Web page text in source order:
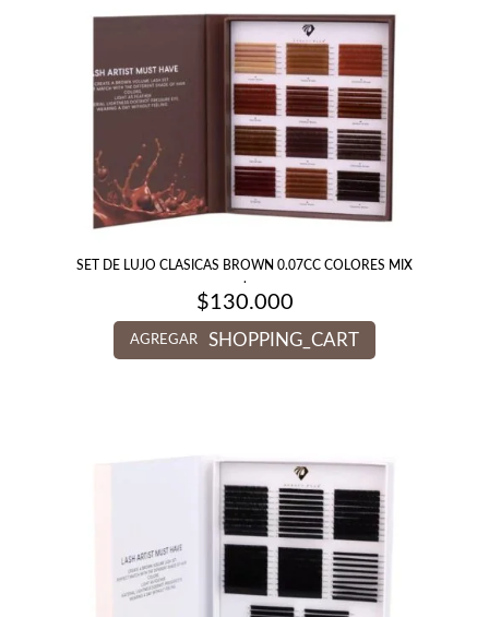
SET DE LUJO CLASICAS BROWN 0.07CC COLORES MIX
.
$130.000
AGREGAR SHOPPING_CART